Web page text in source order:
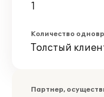
1
Количество
Толстый
Партнер,